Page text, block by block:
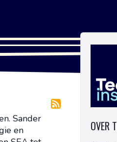
Sander
en
OVER